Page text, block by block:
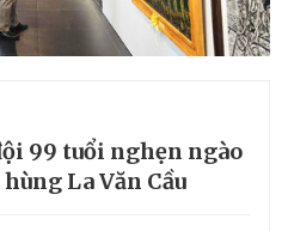
99 tuổi nghẹn ngào
La Văn Cầu